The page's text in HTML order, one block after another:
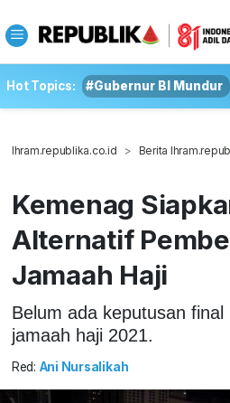
Hot Topics: #Gubernur BI Mundur
Ihram.republika.co.id
Berita
Kemenag
Alternatif
Jamaah Haji
Belum ada keputusan
jamaah haji 2021.
Red: Ani Nursalikah